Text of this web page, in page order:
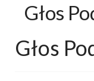
Głos
Głos